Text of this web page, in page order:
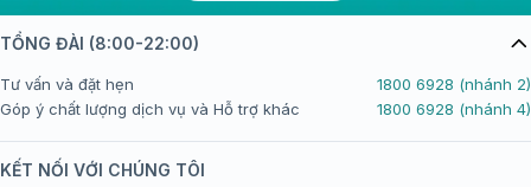
TỔNG ĐÀI (8:00-22:00)
Tư vấn và đặt hẹn
1800 6928 (nhánh 2)
Góp ý chất lượng dịch vụ và Hỗ trợ khác
1800 6928 (nhánh 4)
KẾT NỐI VỚI CHÚNG TÔI